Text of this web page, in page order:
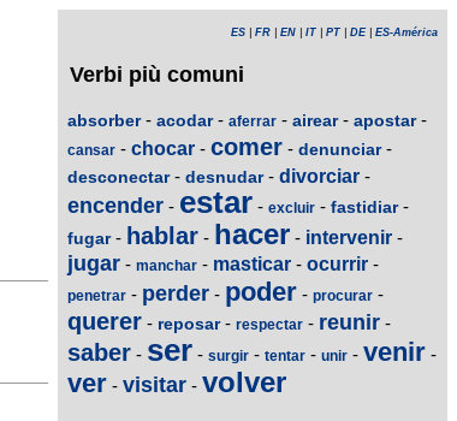
ES FR EN IT PT DE| ES-América
Verbi più comuni
absorber- acodar- aferrar - airear- apostar-
cansar - chocar - comer - denunciar-
desconectar- desnudar- divorciar -
encender - estar - excluir - fastidiar-
fugar- hablar - hacer - intervenir -
jugar - manchar - masticar - ocurrir -
penetrar - perder - poder - procurar -
querer - reposar- respectar - reunir -
saber - ser - surgir - tentar - unir - venir -
ver - visitar - volver